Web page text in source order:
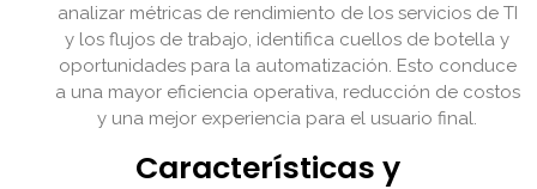
analizar métricas de rendimiento de los servicios de TI
y los flujos de trabajo, identifica cuellos de botella y
oportunidades para la automatización. Esto conduce
a una mayor eficiencia operativa, reducción de costos
y una mejor experiencia para el usuario final.
Características y